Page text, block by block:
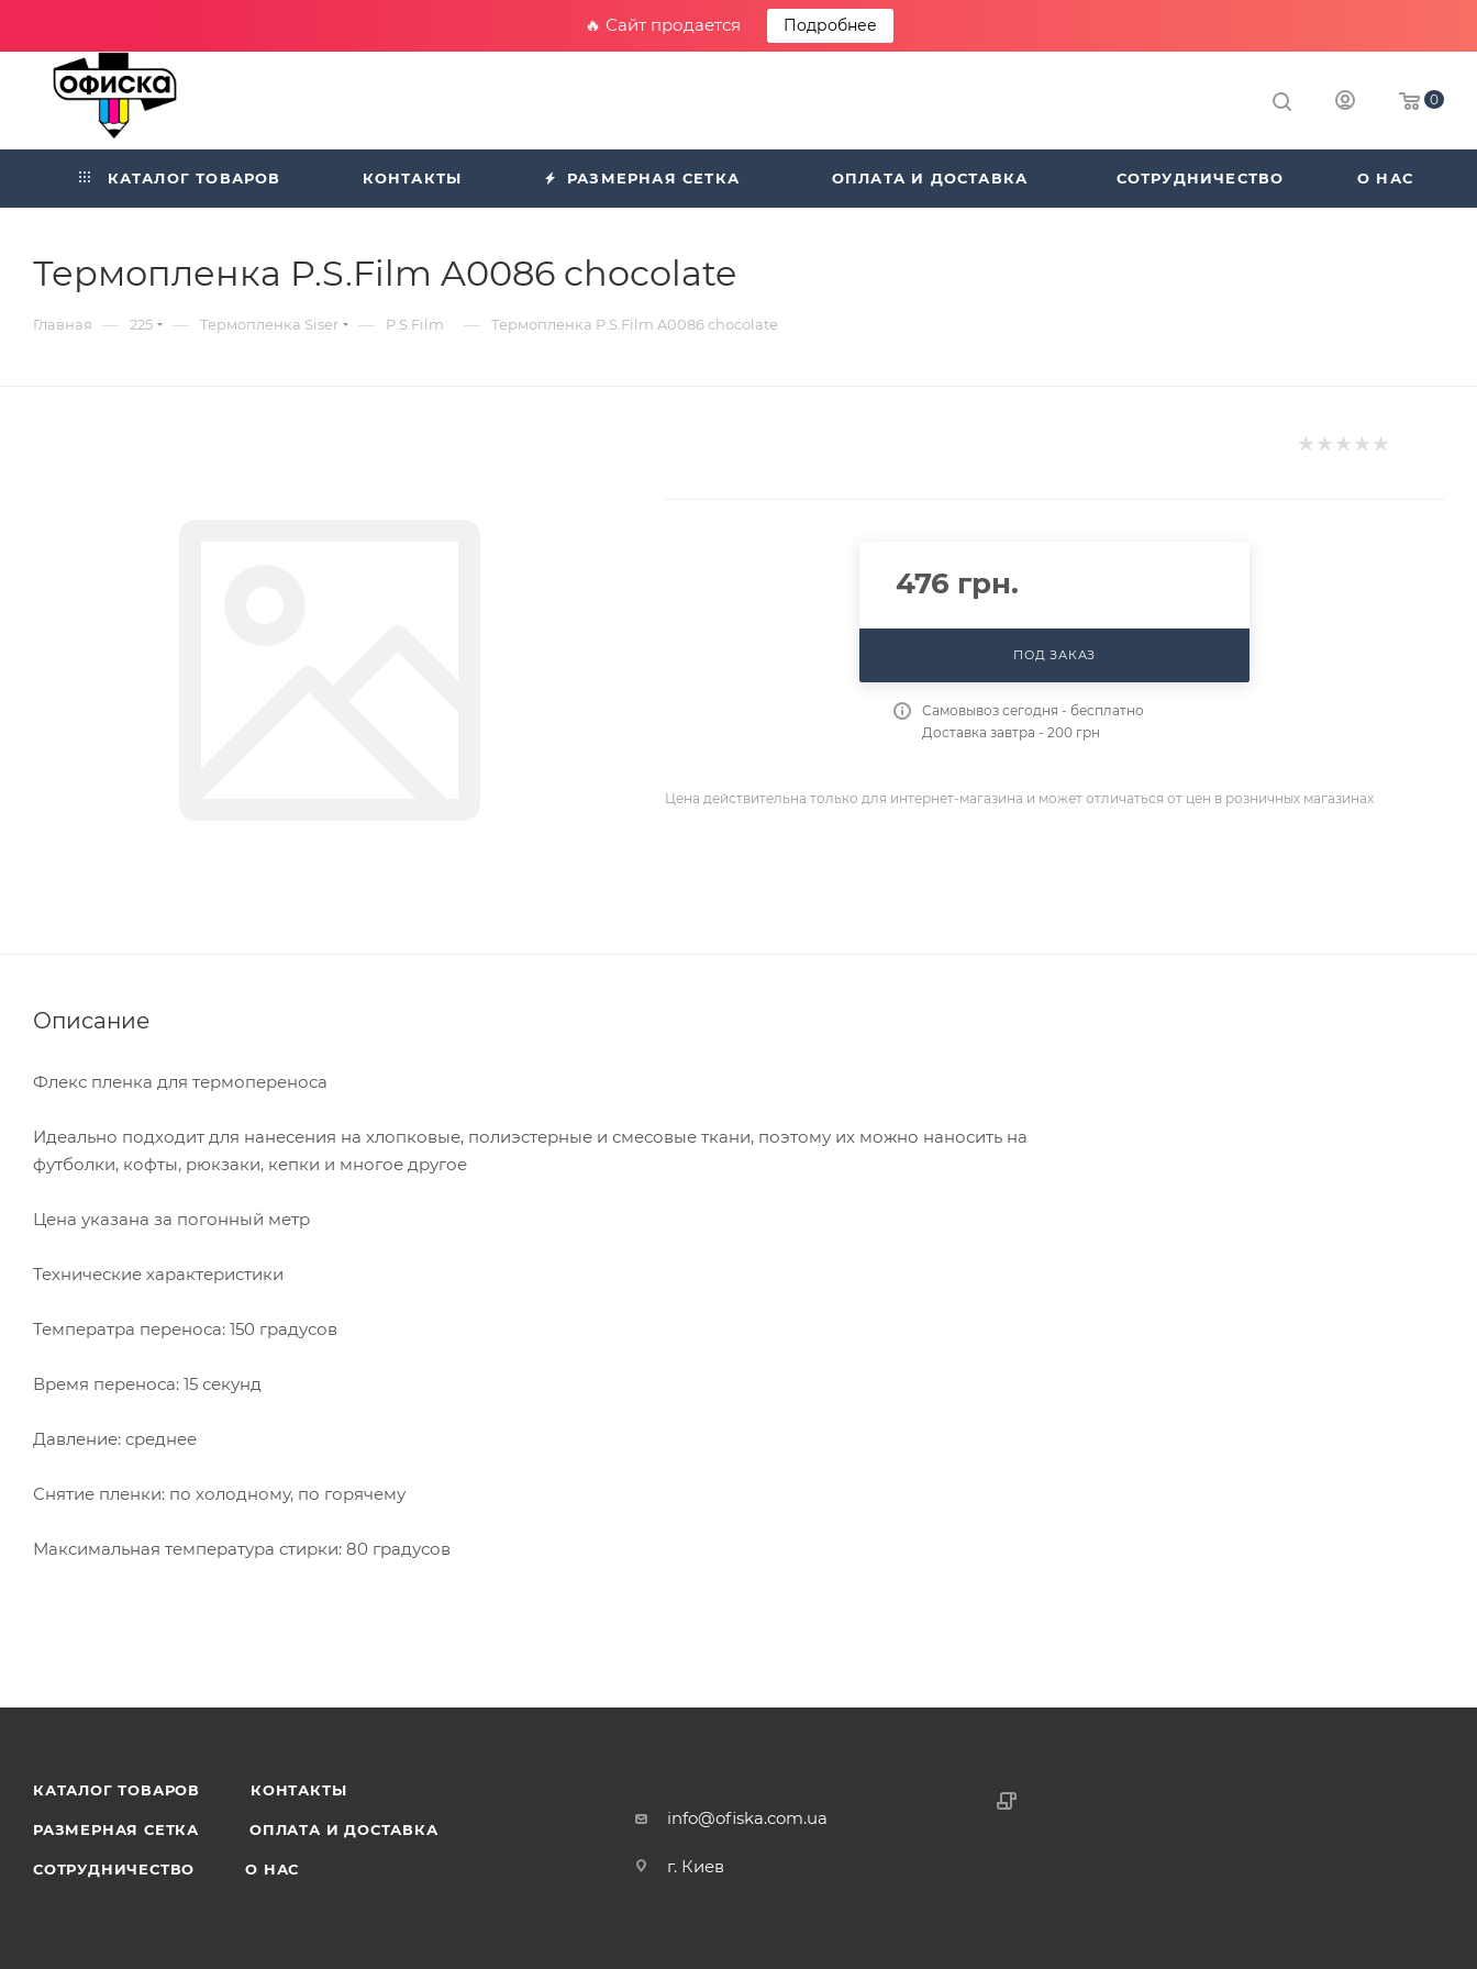
🔥 Сайт продается Подробнее
0
КАТАЛОГ ТОВАРОВ КОНТАКТЫ РАЗМЕРНАЯ СЕТКА ОПЛАТА И ДОСТАВКА СОТРУДНИЧЕСТВО О НАС
Термопленка P.S.Film A0086 chocolate
Главная — 225 — Термопленка Siser — P.S.Film — Термопленка P.S.Film A0086 chocolate
476 грн.
ПОД ЗАКАЗ
Самовывоз сегодня - бесплатно
Доставка завтра - 200 грн
Цена действительна только для интернет-магазина и может отличаться от цен в розничных магазинах
Описание
Флекс пленка для термопереноса
Идеально подходит для нанесения на хлопковые, полиэстерные и смесовые ткани, поэтому их можно наносить на
футболки, кофты, рюкзаки, кепки и многое другое
Цена указана за погонный метр
Технические характеристики
Температра переноса: 150 градусов
Время переноса: 15 секунд
Давление: среднее
Снятие пленки: по холодному, по горячему
Максимальная температура стирки: 80 градусов
КАТАЛОГ ТОВАРОВ КОНТАКТЫ
РАЗМЕРНАЯ СЕТКА ОПЛАТА И ДОСТАВКА
СОТРУДНИЧЕСТВО О НАС
info@ofiska.com.ua
г. Киев